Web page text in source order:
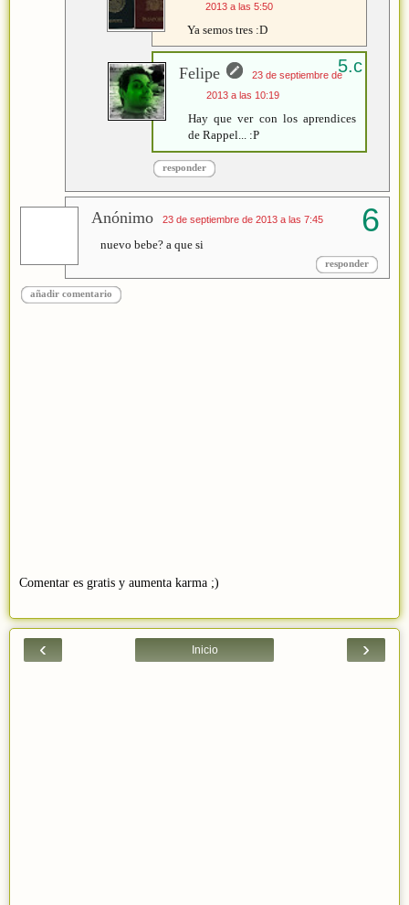
2013 a las 5:50
Ya semos tres :D
Felipe
23 de septiembre de
2013 a las 10:19
Hay que ver con los aprendices
de Rappel... :P
responder
Anónimo 23 de septiembre de 2013 a las 7:45
nuevo bebe? a que si
responder
añadir comentario
Comentar es gratis y aumenta karma ;)
‹ ›
Inicio